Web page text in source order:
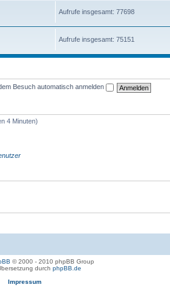
Aufrufe insgesamt: 77698
Aufrufe insgesamt: 75151
Besuch automatisch anmelden
4 Minuten)
© 2000 - 2010 phpBB Group
durch phpBB.de
Impressum